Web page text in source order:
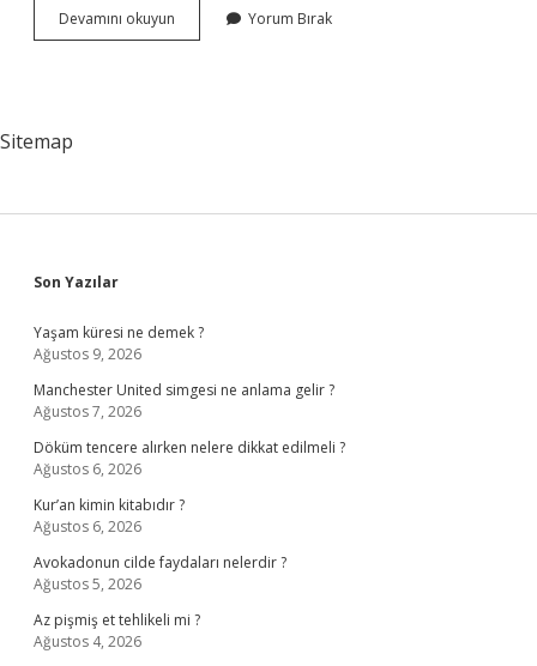
Devamını okuyun
Gazetesi
Yorum Bırak
Sitemap
Sidebar
Son Yazılar
Yaşam küresi ne demek ?
Ağustos 9, 2026
Manchester United simgesi ne anlama gelir ?
Ağustos 7, 2026
Döküm tencere alırken nelere dikkat edilmeli ?
Ağustos 6, 2026
Kur’an kimin kitabıdır ?
Ağustos 6, 2026
Avokadonun cilde faydaları nelerdir ?
Ağustos 5, 2026
Az pişmiş et tehlikeli mi ?
Ağustos 4, 2026